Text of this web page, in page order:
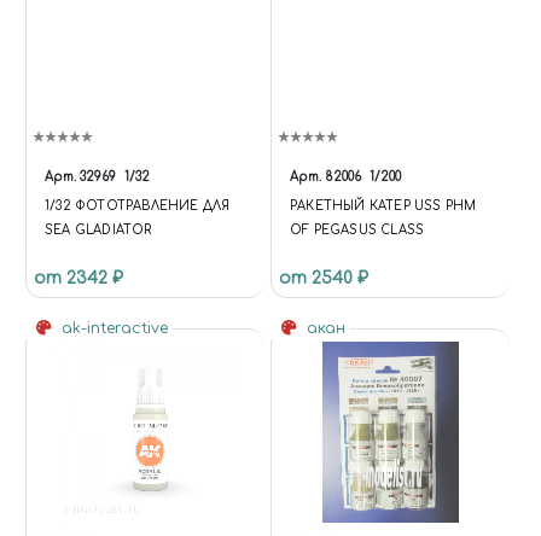
Арт. 32969 1/32
1/32 ФОТОТРАВЛЕНИЕ ДЛЯ
SEA GLADIATOR
от 2342 ₽
Арт. 82006 1/200
РАКЕТНЫЙ КАТЕР USS PHM
OF PEGASUS CLASS
от 2540 ₽
ak-interactive акан